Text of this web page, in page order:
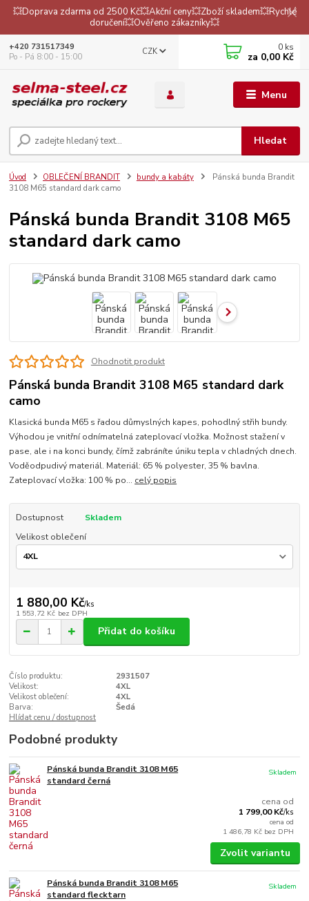
💥Doprava zdarma od 2500 Kč💥Akční ceny💥Zboží skladem💥Rychlé
doručení💥Ověřeno zákazníky💥
Menu
CZK
Hledat
+420 731517349
Po - Pá 8:00 - 15:00
0 ks
za 0,00 Kč
Úvod OBLEČENÍ BRANDIT bundy a kabáty
Pánská bunda Brandit
3108 M65 standard dark camo
Pánská bunda Brandit 3108 M65
standard dark camo
Ohodnotit produkt
Pánská bunda Brandit 3108 M65 standard dark
camo
Klasická bunda M65 s řadou důmyslných kapes, pohodlný střih bundy.
Výhodou je vnitřní odnímatelná zateplovací vložka. Možnost stažení v
pase, ale i na konci bundy, čímž zabráníte úniku tepla v chladných dnech.
Voděodpudivý materiál. Materiál: 65 % polyester, 35 % bavlna.
Zateplovací vložka: 100 % po... celý popis
Dostupnost
Skladem
Velikost oblečení
1 880,00 Kč/ks
1 553,72 Kč bez DPH
Přidat do košíku
Číslo produktu:
2931507
Velikost:
4XL
Velikost oblečení:
4XL
Barva:
Šedá
Hlídat cenu / dostupnost
Podobné produkty
Pánská bunda Brandit 3108 M65
standard černá
cena od
1 799,00 Kč/ks
cena od
1 486,78 Kč bez DPH
Skladem
Zvolit variantu
Pánská bunda Brandit 3108 M65
standard flecktarn
Skladem